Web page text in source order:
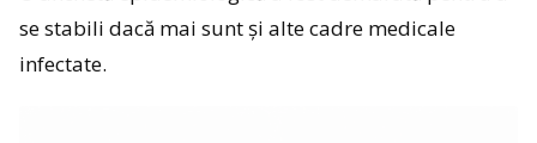
se stabili dacă mai sunt și alte cadre medicale
infectate.